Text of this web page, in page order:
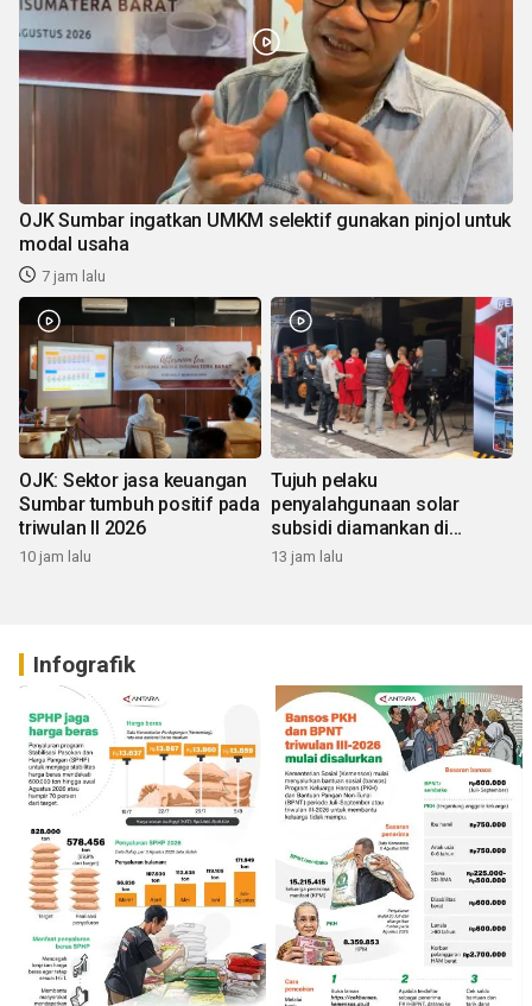
OJK Sumbar ingatkan UMKM selektif gunakan pinjol untuk
modal usaha
7 jam lalu
OJK: Sektor jasa keuangan
Sumbar tumbuh positif pada
triwulan II 2026
10 jam lalu
Tujuh pelaku
penyalahgunaan solar
subsidi diamankan di
Sumbar
13 jam lalu
Infografik